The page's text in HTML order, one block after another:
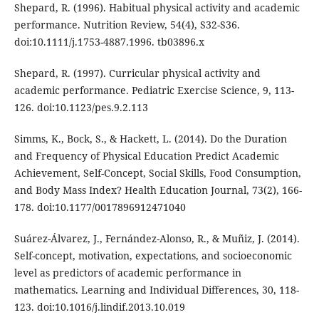
Shepard, R. (1996). Habitual physical activity and academic
performance. Nutrition Review, 54(4), S32-S36.
doi:10.1111/j.1753-4887.1996. tb03896.x
Shepard, R. (1997). Curricular physical activity and
academic performance. Pediatric Exercise Science, 9, 113-
126. doi:10.1123/pes.9.2.113
Simms, K., Bock, S., & Hackett, L. (2014). Do the Duration
and Frequency of Physical Education Predict Academic
Achievement, Self-Concept, Social Skills, Food Consumption,
and Body Mass Index? Health Education Journal, 73(2), 166-
178. doi:10.1177/0017896912471040
Suárez-Álvarez, J., Fernández-Alonso, R., & Muñiz, J. (2014).
Self-concept, motivation, expectations, and socioeconomic
level as predictors of academic performance in
mathematics. Learning and Individual Differences, 30, 118-
123. doi:10.1016/j.lindif.2013.10.019